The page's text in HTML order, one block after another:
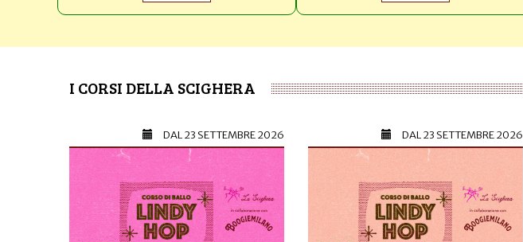
I CORSI DELLA SCIGHERA
DAL23 SETTEMBRE 2026 DAL23 SETTEMBRE 2026